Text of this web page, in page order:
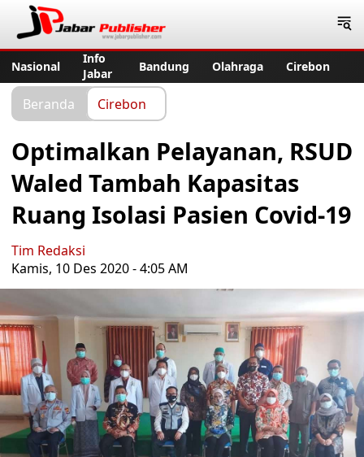
Nasional
Info
Jabar
Bandung Olahraga Cirebon
Beranda Cirebon
Optimalkan Pelayanan, RSUD
Waled Tambah Kapasitas
Ruang Isolasi Pasien Covid-19
Tim Redaksi
Kamis, 10 Des 2020 - 4:05 AM